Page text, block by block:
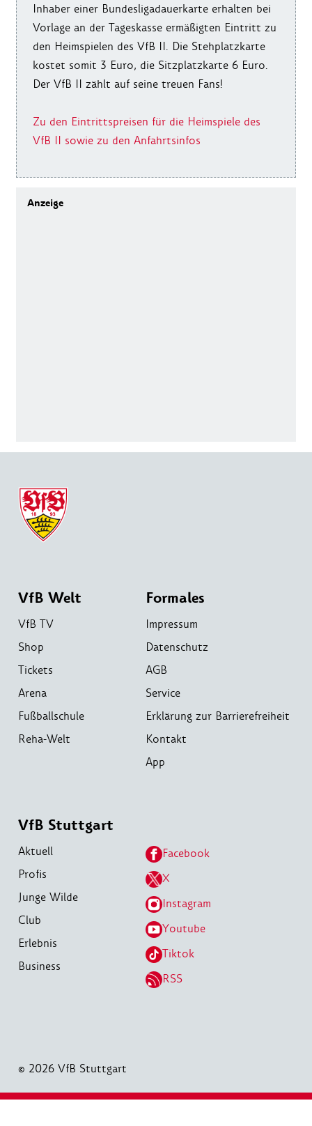
Inhaber einer Bundesligadauerkarte erhalten bei
Vorlage an der Tageskasse ermäßigten Eintritt zu
den Heimspielen des VfB II. Die Stehplatzkarte
kostet somit 3 Euro, die Sitzplatzkarte 6 Euro.
Der VfB II zählt auf seine treuen Fans!
Zu den Eintrittspreisen für die Heimspiele des
VfB II sowie zu den Anfahrtsinfos
VfB Welt
VfB TV
Shop
Tickets
Arena
Fußballschule
Reha-Welt
Formales
Impressum
Datenschutz
AGB
Service
Erklärung zur Barrierefreiheit
Kontakt
App
VfB Stuttgart
Aktuell
Profis
Junge Wilde
Club
Erlebnis
Business
Facebook
X
Instagram
Youtube
Tiktok
RSS
© 2026 VfB Stuttgart